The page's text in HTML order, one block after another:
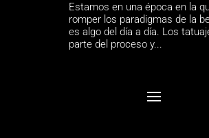
Estamos en una época en la
romper los paradigmas de la
es algo del día a día. Los
parte del proceso y...